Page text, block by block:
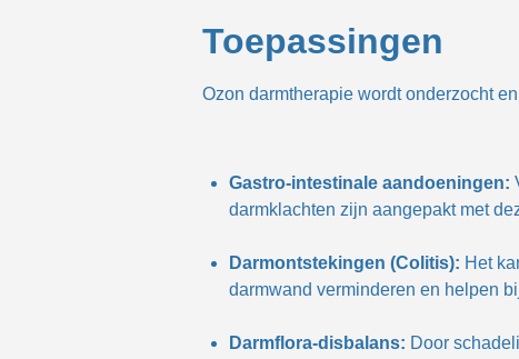
Toepassingen
Ozon darmtherapie wordt onderzocht
Gastro-intestinale aandoeningen:
darmklachten zijn aangepakt met
Darmontstekingen (Colitis): Het
darmwand verminderen en helpen
Darmflora-disbalans: Door